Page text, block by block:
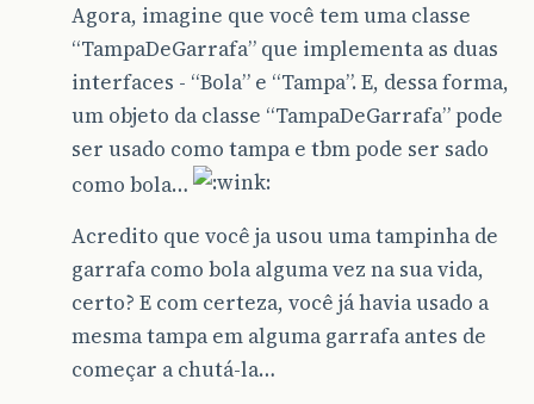
Agora, imagine que você tem uma classe
“TampaDeGarrafa” que implementa as duas
interfaces - “Bola” e “Tampa”. E, dessa forma,
um objeto da classe “TampaDeGarrafa” pode
ser usado como tampa e tbm pode ser sado
como bola…
Acredito que você ja usou uma tampinha de
garrafa como bola alguma vez na sua vida,
certo? E com certeza, você já havia usado a
mesma tampa em alguma garrafa antes de
começar a chutá-la…